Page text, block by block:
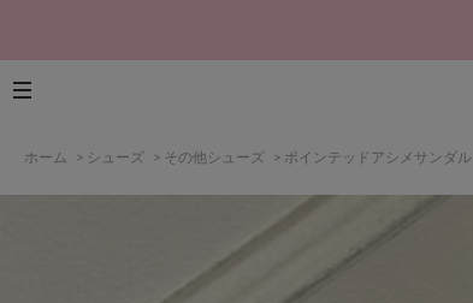
ホーム > シューズ > その他シューズ > ポインテッドアシメサンダル